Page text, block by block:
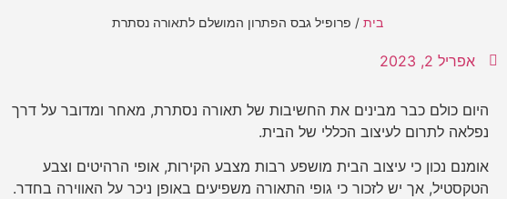
בית / פרופיל גבס הפתרון המושלם לתאורה נסתרת
אפריל 2, 2023
היום כולם כבר מבינים את החשיבות של תאורה נסתרת, מאחר ומדובר על דרך
נפלאה לתרום לעיצוב הכללי של הבית.
אומנם נכון כי עיצוב הבית מושפע רבות מצבע הקירות, אופי הרהיטים וצבע
הטקסטיל, אך יש לזכור כי גופי התאורה משפיעים באופן ניכר על האווירה בחדר.